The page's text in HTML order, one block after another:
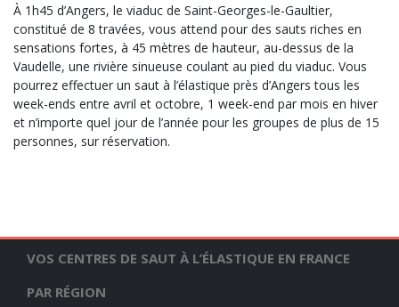
À 1h45 d’Angers, le viaduc de Saint-Georges-le-Gaultier,
constitué de 8 travées, vous attend pour des sauts riches en
sensations fortes, à 45 mètres de hauteur, au-dessus de la
Vaudelle, une rivière sinueuse coulant au pied du viaduc. Vous
pourrez effectuer un saut à l’élastique près d’Angers tous les
week-ends entre avril et octobre, 1 week-end par mois en hiver
et n’importe quel jour de l’année pour les groupes de plus de 15
personnes, sur réservation.
VOS CENTRES DE SAUT À L’ÉLASTIQUE EN FRANCE
PAR RÉGION